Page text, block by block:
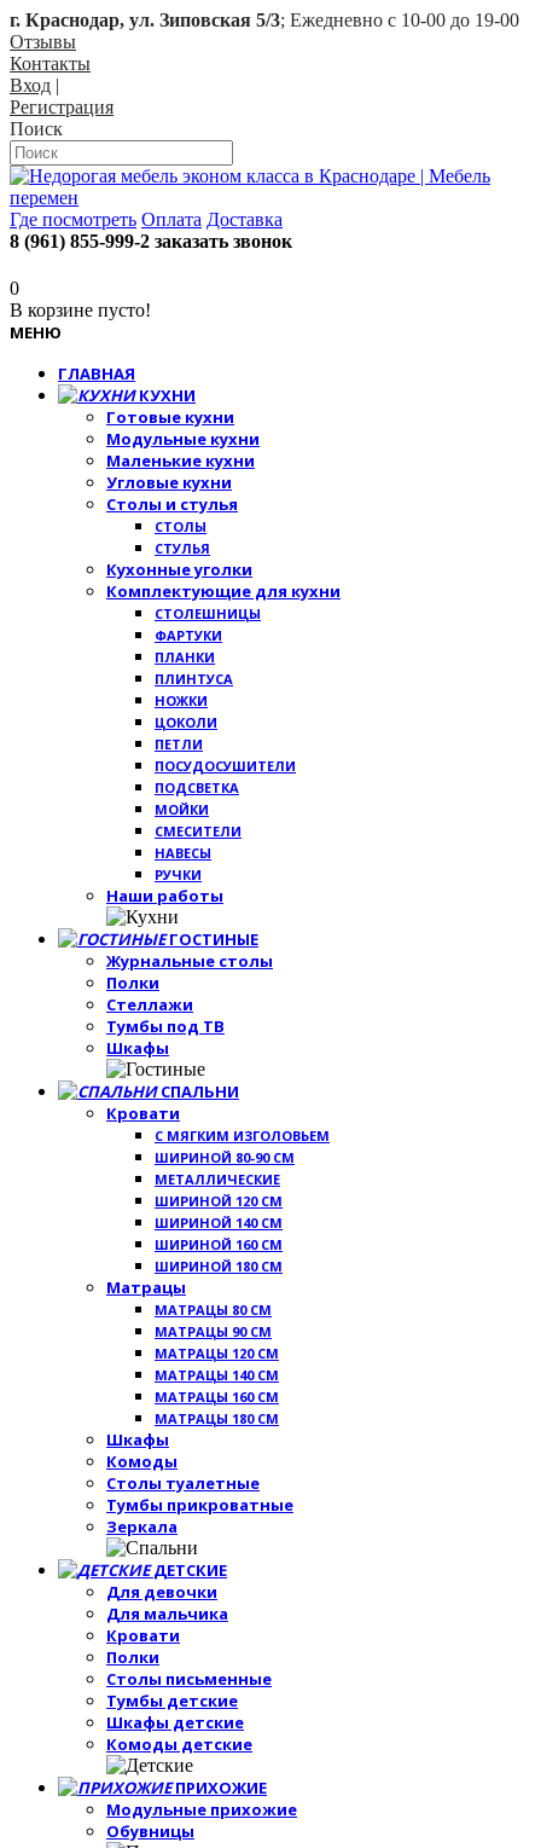
г. Краснодар, ул. Зиповская 5/3; Ежедневно с 10-00 до 19-00
Отзывы
Контакты
Вход |
Регистрация
Поиск
Где посмотреть Оплата Доставка
8 (961) 855-999-2 заказать звонок
0
В корзине пусто!
МЕНЮ
ГЛАВНАЯ
КУХНИ
Готовые кухни
Модульные кухни
Маленькие кухни
Угловые кухни
Столы и стулья
СТОЛЫ
СТУЛЬЯ
Кухонные уголки
Комплектующие для кухни
СТОЛЕШНИЦЫ
ФАРТУКИ
ПЛАНКИ
ПЛИНТУСА
НОЖКИ
ЦОКОЛИ
ПЕТЛИ
ПОСУДОСУШИТЕЛИ
ПОДСВЕТКА
МОЙКИ
СМЕСИТЕЛИ
НАВЕСЫ
РУЧКИ
Наши работы
ГОСТИНЫЕ
Журнальные столы
Полки
Стеллажи
Тумбы под ТВ
Шкафы
СПАЛЬНИ
Кровати
С МЯГКИМ ИЗГОЛОВЬЕМ
ШИРИНОЙ 80-90 СМ
МЕТАЛЛИЧЕСКИЕ
ШИРИНОЙ 120 СМ
ШИРИНОЙ 140 СМ
ШИРИНОЙ 160 СМ
ШИРИНОЙ 180 СМ
Матрацы
МАТРАЦЫ 80 СМ
МАТРАЦЫ 90 СМ
МАТРАЦЫ 120 СМ
МАТРАЦЫ 140 СМ
МАТРАЦЫ 160 СМ
МАТРАЦЫ 180 СМ
Шкафы
Комоды
Столы туалетные
Тумбы прикроватные
Зеркала
ДЕТСКИЕ
Для девочки
Для мальчика
Кровати
Полки
Столы письменные
Тумбы детские
Шкафы детские
Комоды детские
ПРИХОЖИЕ
Модульные прихожие
Обувницы